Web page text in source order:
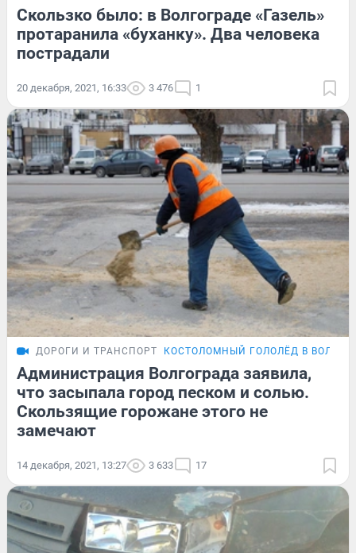
Скользко было: в Волгограде «Газель»
протаранила «буханку». Два человека
пострадали
20 декабря, 2021, 16:33 3 476 1
ДОРОГИ И ТРАНСПОРТ КОСТОЛОМНЫЙ ГОЛОЛЁД В
Администрация Волгограда заявила,
что засыпала город песком и солью.
Скользящие горожане этого не
замечают
14 декабря, 2021, 13:27 3 633 17